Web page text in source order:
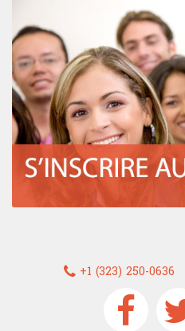
+1 (323) 250-0636